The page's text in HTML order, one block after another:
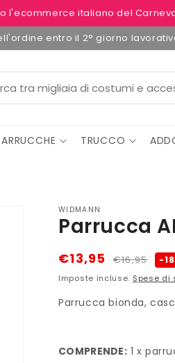
l'ecommerce italiano del
entro il 2° giorno
TRUCCO
WIDMANN
Parrucca
Prezzo
di
listino
€16,95
Prezzo
scontato
€13,95 -
Imposte incluse. Spese di
Parrucca bionda,
COMPRENDE: 1 x